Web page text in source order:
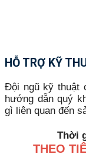
HỖ TRỢ KỸ
Đội ngũ kỹ thuật
hướng dẫn quý
gì liên quan đến
Thời
THEO